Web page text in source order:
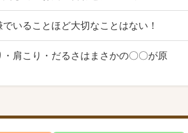
いることほど大切なことはない！
・肩こり・だるさはまさかの〇〇が原